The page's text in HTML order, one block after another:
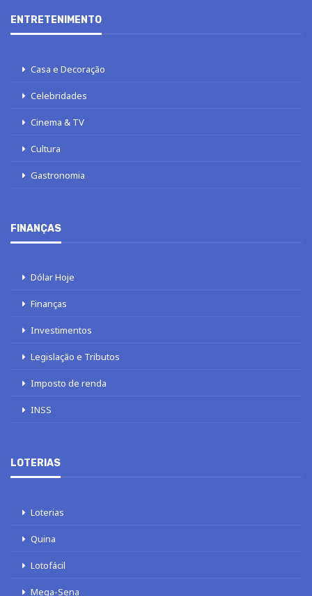
ENTRETENIMENTO
Casa e Decoração
Celebridades
Cinema & TV
Cultura
Gastronomia
FINANÇAS
Dólar Hoje
Finanças
Investimentos
Legislação e Tributos
Imposto de renda
INSS
LOTERIAS
Loterias
Quina
Lotofácil
Mega-Sena